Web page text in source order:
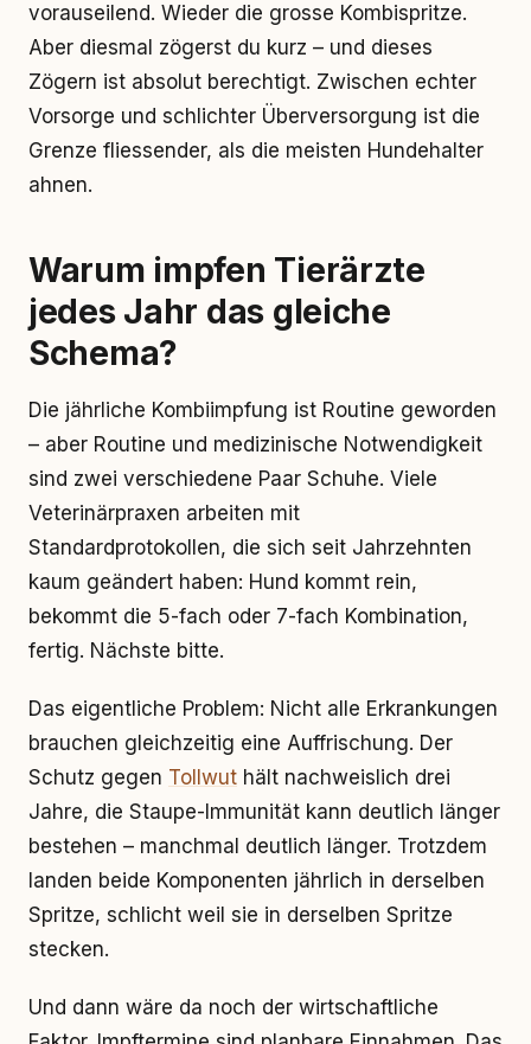
vorauseilend. Wieder die grosse Kombispritze.
Aber diesmal zögerst du kurz – und dieses
Zögern ist absolut berechtigt. Zwischen echter
Vorsorge und schlichter Überversorgung ist die
Grenze fliessender, als die meisten Hundehalter
ahnen.
Warum impfen Tierärzte
jedes Jahr das gleiche
Schema?
Die jährliche Kombiimpfung ist Routine geworden
– aber Routine und medizinische Notwendigkeit
sind zwei verschiedene Paar Schuhe. Viele
Veterinärpraxen arbeiten mit
Standardprotokollen, die sich seit Jahrzehnten
kaum geändert haben: Hund kommt rein,
bekommt die 5-fach oder 7-fach Kombination,
fertig. Nächste bitte.
Das eigentliche Problem: Nicht alle Erkrankungen
brauchen gleichzeitig eine Auffrischung. Der
Schutz gegen Tollwut hält nachweislich drei
Jahre, die Staupe-Immunität kann deutlich länger
bestehen – manchmal deutlich länger. Trotzdem
landen beide Komponenten jährlich in derselben
Spritze, schlicht weil sie in derselben Spritze
stecken.
Und dann wäre da noch der wirtschaftliche